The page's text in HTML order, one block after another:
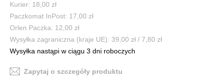
Kurier: 18,00 zł
Paczkomat InPost: 17,00 zł
Orlen Paczka: 12,00 zł
Wysyłka zagraniczna (kraje UE): 39,00 zł / 7,80 zł
Wysyłka nastąpi w ciągu 3 dni roboczych
Zapytaj o szczegóły produktu